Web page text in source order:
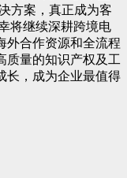
方案，真正成为客
将继续深耕跨境电
外合作资源和全流程
质量的知识产权及工
长，成为企业最值得